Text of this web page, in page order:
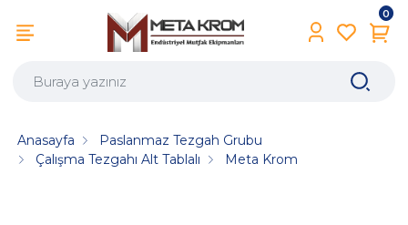
0
Anasayfa
Paslanmaz Tezgah Grubu
Çalışma Tezgahı Alt Tablalı
Meta Krom